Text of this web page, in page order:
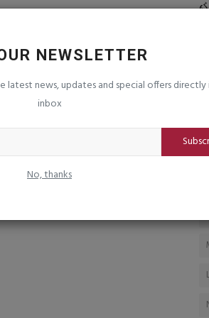
NEWSLETTER
latest news, updates and special offers directly
inbox
No, thanks
પર સવાલ : પાંચ વર્ષમાં
Aug 6, 2026 0